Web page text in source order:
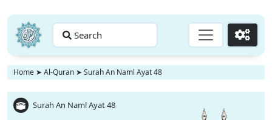
Search Go
Home ➤ Al-Quran ➤ Surah An Naml Ayat 48
Surah An Naml Ayat 48